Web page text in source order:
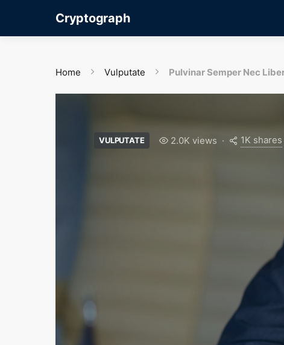
Cryptograph
Home Vulputate Pulvinar Semper Nec
VULPUTATE 2.0K views 1K shares